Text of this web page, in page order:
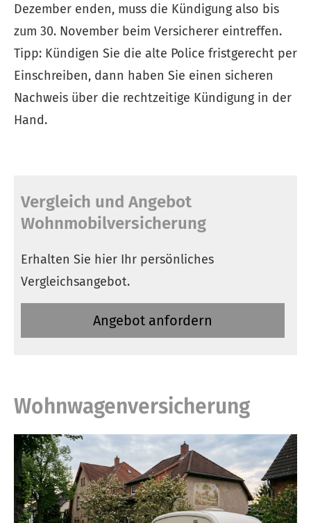
Dezember enden, muss die Kündigung also bis
zum 30. November beim Versicherer eintreffen.
Tipp: Kündigen Sie die alte Police fristgerecht per
Einschreiben, dann haben Sie einen sicheren
Nachweis über die rechtzeitige Kündigung in der
Hand.
Vergleich und Angebot
Wohnmobilversicherung
Erhalten Sie hier Ihr persönliches
Vergleichsangebot.
An­ge­bot an­for­dern
Wohnwagenversicherung